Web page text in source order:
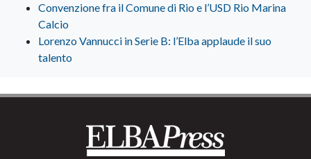
Convenzione fra il Comune di Rio e l’USD Rio Marina
Calcio
Lorenzo Vannucci in Serie B: l’Elba applaude il suo
talento